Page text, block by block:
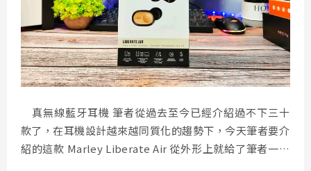
真無線藍牙耳機 筆者從過去至今已經介紹過不下三十
款了，在耳機設計越來越同質化的趨勢下，今天筆者要介
紹的這款 Marley Liberate Air 從外形上就給了筆者一個